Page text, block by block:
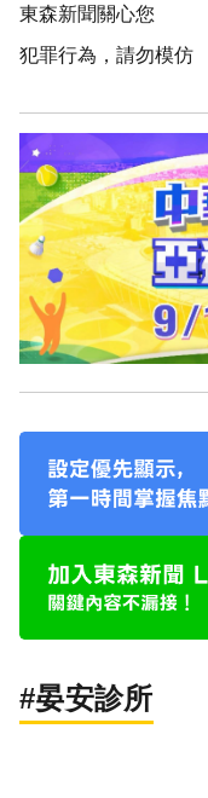
東森新聞關心您
犯罪行為，請勿模仿
#晏安診所